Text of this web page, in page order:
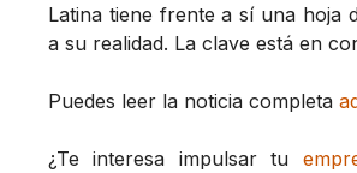
Latina tiene frente a sí una hoja
a su realidad. La clave está en
Puedes leer la noticia completa
¿Te interesa impulsar tu